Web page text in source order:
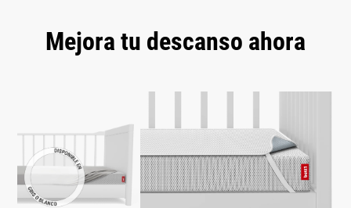
Mejora tu descanso ahora
Omitir la galería de productos